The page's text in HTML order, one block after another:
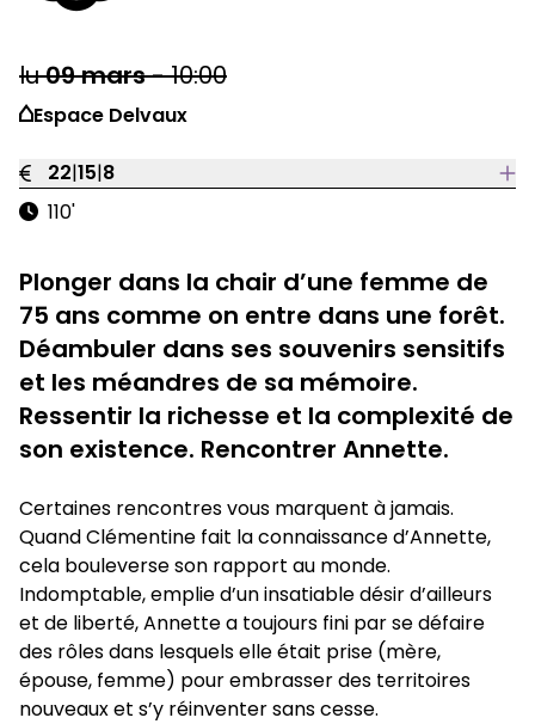
lu09mars-10:00
Espace Delvaux
22|15|8
110'
Plonger dans la chair d’une femme de
75 ans comme on entre dans une forêt.
Déambuler dans ses souvenirs sensitifs
et les méandres de sa mémoire.
Ressentir la richesse et la complexité de
son existence. Rencontrer Annette.
Certaines rencontres vous marquent à jamais.
Quand Clémentine fait la connaissance d’Annette,
cela bouleverse son rapport au monde.
Indomptable, emplie d’un insatiable désir d’ailleurs
et de liberté, Annette a toujours fini par se défaire
des rôles dans lesquels elle était prise (mère,
épouse, femme) pour embrasser des territoires
nouveaux et s’y réinventer sans cesse.